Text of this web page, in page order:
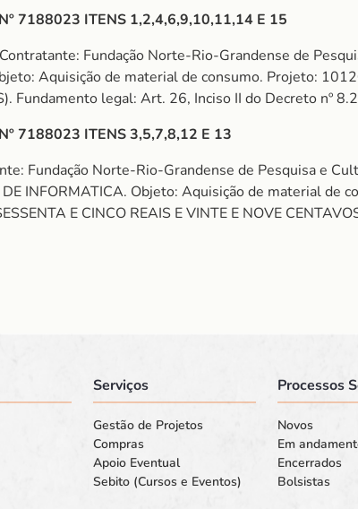
7188023 ITENS 1,2,4,6,9,10,11,14 E 15
Contratante: Fundação Norte-Rio-Grandense de
Aquisição de material de consumo. Projeto:
Fundamento legal: Art. 26, Inciso II do Decreto nº
7188023 ITENS 3,5,7,8,12 E 13
Fundação Norte-Rio-Grandense de Pesquisa e
INFORMATICA. Objeto: Aquisição de material de
E CINCO REAIS E VINTE E NOVE
Serviços
Gestão de Projetos
Compras
Apoio Eventual
Sebito (Cursos e Eventos)
Processos
Novos
Em
Encerrados
Bolsistas